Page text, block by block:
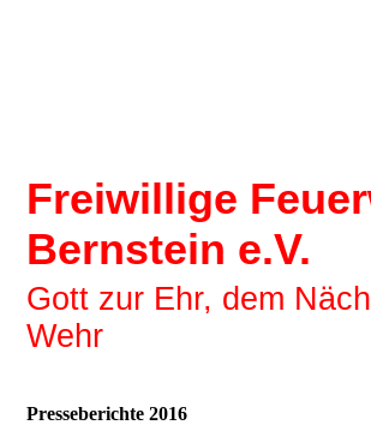
Freiwillige
Bernstein e.V.
Gott zur Ehr, dem
Wehr
Presseberichte 2016